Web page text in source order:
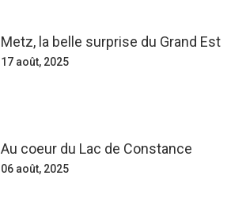
Metz, la belle surprise du Grand Est
17 août, 2025
Au coeur du Lac de Constance
06 août, 2025